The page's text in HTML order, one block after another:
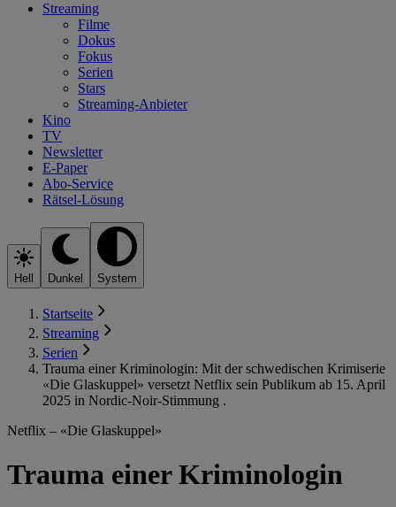
Streaming
Filme
Dokus
Fokus
Serien
Stars
Streaming-Anbieter
Kino
TV
Newsletter
E-Paper
Abo-Service
Rätsel-Lösung
Hell Dunkel System
Startseite
Streaming
Serien
Trauma einer Kriminologin: Mit der schwedischen Krimiserie
«Die Glaskuppel» versetzt Netflix sein Publikum ab 15. April
2025 in Nordic-Noir-Stimmung .
Netflix – «Die Glaskuppel»
Trauma einer Kriminologin